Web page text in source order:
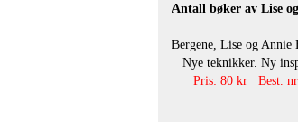
Antall bøker av Lise
Bergene, Lise og Annie
Nye teknikker. Ny
Pris: 80 kr Best.